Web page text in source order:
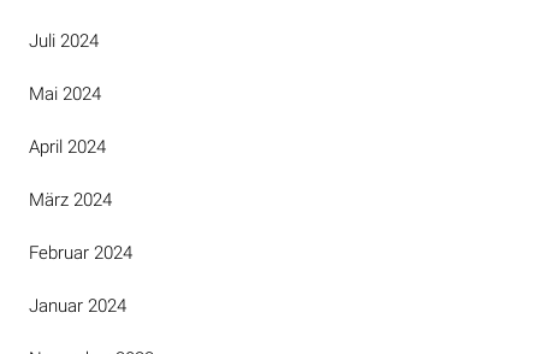
Juli 2024
Mai 2024
April 2024
März 2024
Februar 2024
Januar 2024